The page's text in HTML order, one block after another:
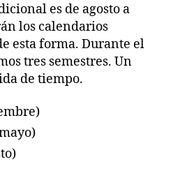
es de agosto a
los calendarios
esta forma. Durante el
tres semestres. Un
de tiempo.